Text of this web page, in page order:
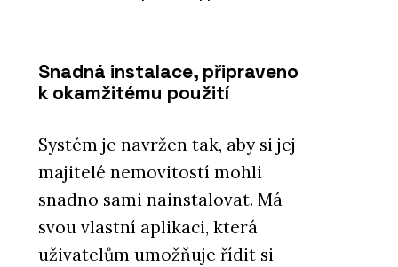
Snadná instalace, připraveno
k okamžitému použití
Systém je navržen tak, aby si jej
majitelé nemovitostí mohli
snadno sami nainstalovat. Má
svou vlastní aplikaci, která
uživatelům umožňuje řídit si